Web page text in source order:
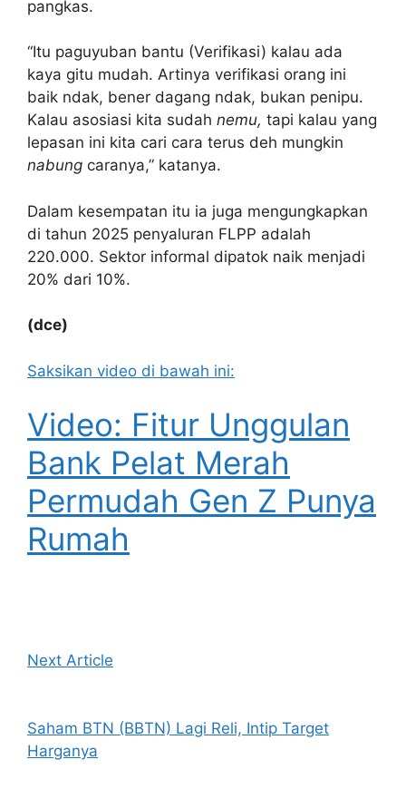
pangkas.
“Itu paguyuban bantu (Verifikasi) kalau ada
kaya gitu mudah. Artinya verifikasi orang ini
baik ndak, bener dagang ndak, bukan penipu.
Kalau asosiasi kita sudah nemu, tapi kalau yang
lepasan ini kita cari cara terus deh mungkin
nabung caranya,” katanya.
Dalam kesempatan itu ia juga mengungkapkan
di tahun 2025 penyaluran FLPP adalah
220.000. Sektor informal dipatok naik menjadi
20% dari 10%.
(dce)
Saksikan video di bawah ini:
Video: Fitur Unggulan
Bank Pelat Merah
Permudah Gen Z Punya
Rumah
Next Article
Saham BTN (BBTN) Lagi Reli, Intip Target
Harganya